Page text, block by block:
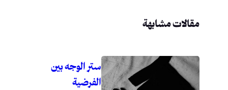
مقالات مشابهة
ستر الوجه بين
الفرضية